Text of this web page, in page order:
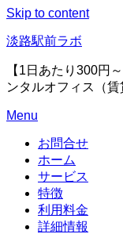
Skip to content
淡路駅前ラボ
【1日あたり300円
ンタルオフィス（賃
Menu
お問合せ
ホーム
サービス
特徴
利用料金
詳細情報